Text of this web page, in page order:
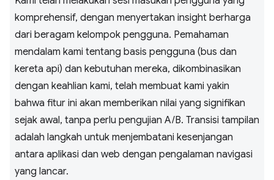
komprehensif, dengan menyertakan insight berharga
dari beragam kelompok pengguna. Pemahaman
mendalam kami tentang basis pengguna (bus dan
kereta api) dan kebutuhan mereka, dikombinasikan
dengan keahlian kami, telah membuat kami yakin
bahwa fitur ini akan memberikan nilai yang signifikan
sejak awal, tanpa perlu pengujian A/B. Transisi tampilan
adalah langkah untuk menjembatani kesenjangan
antara aplikasi dan web dengan pengalaman navigasi
yang lancar.